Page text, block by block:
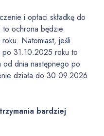
i opłaci składkę do
ochrona będzie
Natomiast, jeśli
31.10.2025 roku to
od dnia następnego po
działa do 30.09.2026
bardziej